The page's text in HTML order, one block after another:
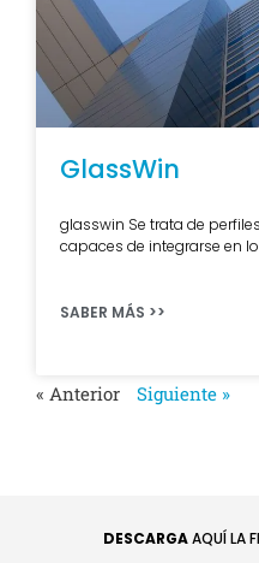
GlassWin
glasswin Se trata de
capaces de integrarse en
SABER MÁS >>
« Anterior Siguiente »
DESCARGAAQUÍ LA